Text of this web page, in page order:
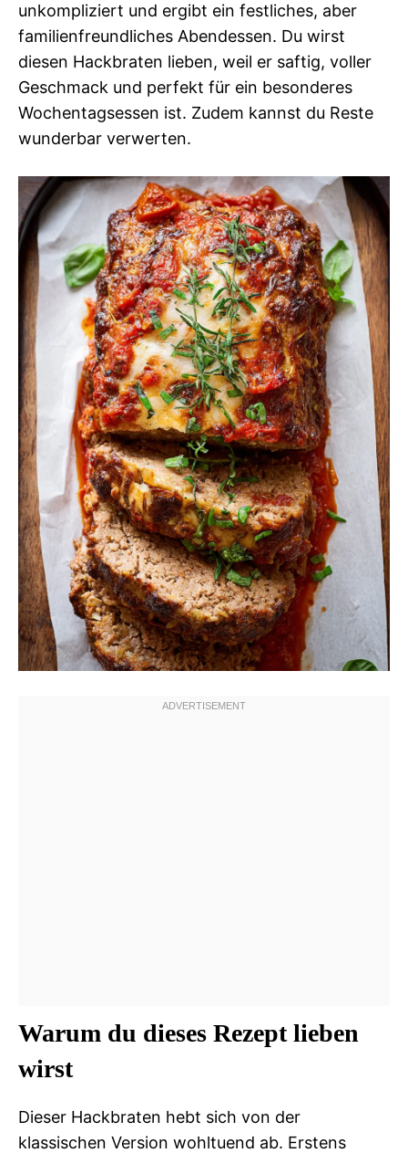
unkompliziert und ergibt ein festliches, aber
familienfreundliches Abendessen. Du wirst
diesen Hackbraten lieben, weil er saftig, voller
Geschmack und perfekt für ein besonderes
Wochentagsessen ist. Zudem kannst du Reste
wunderbar verwerten.
Warum du dieses Rezept lieben
wirst
Dieser Hackbraten hebt sich von der
klassischen Version wohltuend ab. Erstens